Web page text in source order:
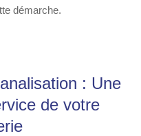
démarche.
: Une
de votre